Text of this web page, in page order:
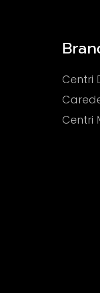
Centri
Centri